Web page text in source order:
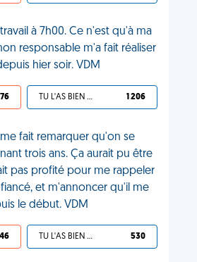
à 7h00. Ce n'est qu'à ma
responsable m'a fait réaliser
hier soir. VDM
TU L'AS BIEN MÉRITÉ 1 206
fait remarquer qu'on se
trois ans. Ça aurait pu être
pas profité pour me rappeler
et m'annoncer qu'il me
le début. VDM
TU L'AS BIEN MÉRITÉ 530